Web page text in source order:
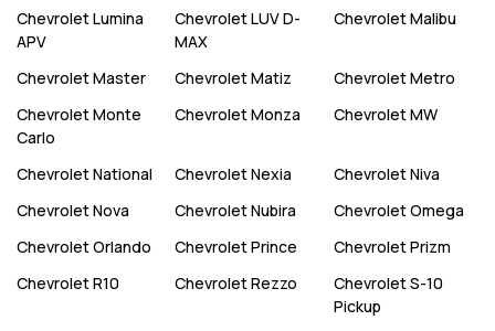
ChevroletLumina
APV
ChevroletLUV D-
MAX
ChevroletMalibu
ChevroletMaster ChevroletMatiz ChevroletMetro
ChevroletMonte
Carlo
ChevroletMonza ChevroletMW
ChevroletNational ChevroletNexia ChevroletNiva
ChevroletNova ChevroletNubira ChevroletOmega
ChevroletOrlando ChevroletPrince ChevroletPrizm
ChevroletR10 ChevroletRezzo ChevroletS-10
Pickup